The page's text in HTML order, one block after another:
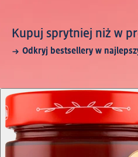
Kupuj sprytniej niż w
Odkryj bestsellery w